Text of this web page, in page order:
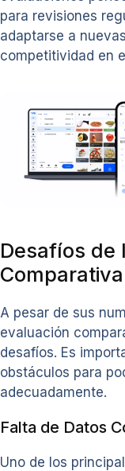
para revisiones
adaptarse a
competitividad en
Desafíos de
Comparativa
A pesar de sus
evaluación
desafíos. Es
obstáculos para
adecuadamente.
Falta de Datos
Uno de los